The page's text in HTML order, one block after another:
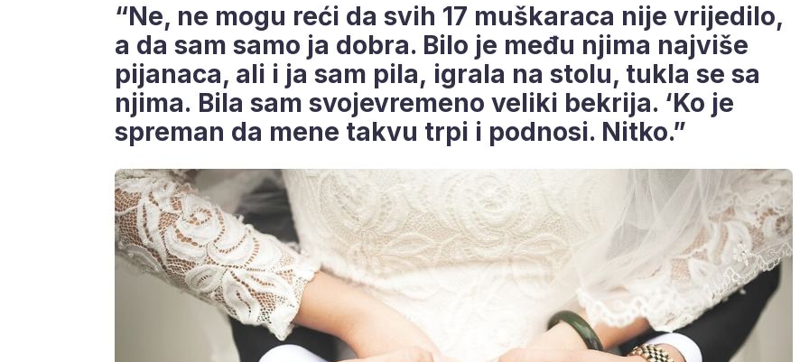
“Ne, ne mogu reći da svih 17 muškaraca nije vrijedilo,
a da sam samo ja dobra. Bilo je među njima najviše
pijanaca, ali i ja sam pila, igrala na stolu, tukla se sa
njima. Bila sam svojevremeno veliki bekrija. ‘Ko je
spreman da mene takvu trpi i podnosi. Nitko.”